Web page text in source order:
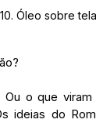
Óleo sobre
Ou o que
ideias do